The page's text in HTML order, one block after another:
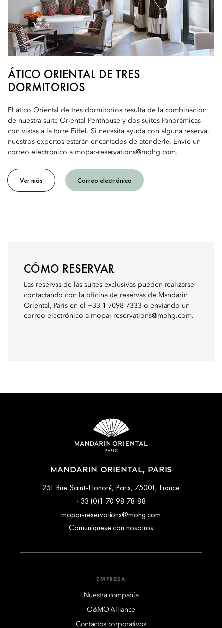
ÁTICO ORIENTAL DE TRES
DORMITORIOS
El ático Oriental de tres dormitorios resulta de la combinación
de nuestra suite Oriental Penthouse y dos suites Panorámicas
con vistas a la torre Eiffel. Si necesita ayuda con alguna reserva,
nuestros expertos estarán encantados de atenderle. Envíe un
correo electrónico a mopar-reservations@mohg.com.
Ver más Correo electrónico
CÓMO RESERVAR
Las reservas de las suites exclusivas pueden realizarse
contactando con la oficina de reservas de Mandarin
Oriental, Paris en el +33 1 7098 7333 o enviando un
correo electrónico a mopar-reservations@mohg.com.
MANDARIN ORIENTAL, PARIS
251 Rue Saint-Honoré, Paris, 75001, France
+33 (0)1 70 98 78 88
mopar-reservations@mohg.com
Comuníquese con nosotros
EMPRESA
Nuestra compañía
O&MO Alliance
Contactos corporativos